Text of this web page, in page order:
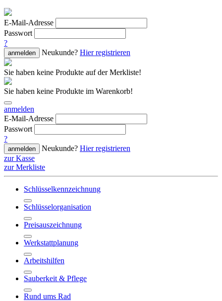
E-Mail-Adresse
Passwort
?
anmelden Neukunde? Hier registrieren
Sie haben keine Produkte auf der Merkliste!
Sie haben keine Produkte im Warenkorb!
anmelden
E-Mail-Adresse
Passwort
?
anmelden Neukunde? Hier registrieren
zur Kasse
zur Merkliste
Schlüsselkennzeichnung
Schlüsselorganisation
Preisauszeichnung
Werkstattplanung
Arbeitshilfen
Sauberkeit & Pflege
Rund ums Rad